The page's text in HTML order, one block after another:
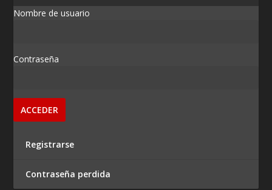
Nombre de usuario
Contraseña
Registrarse
Contraseña perdida